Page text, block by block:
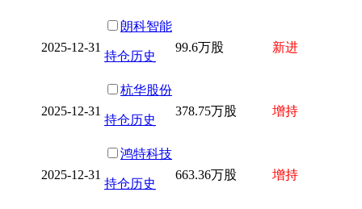
2025-12-31
朗科智能
持仓历史
99.6万股 新进
2025-12-31
杭华股份
持仓历史
378.75万股 增持
2025-12-31
鸿特科技
持仓历史
663.36万股 增持